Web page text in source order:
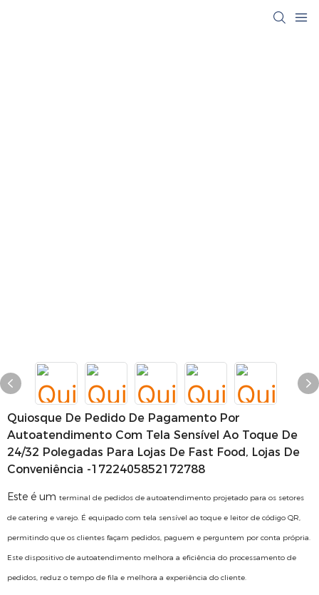
Quiosque De Pedido De Pagamento Por
Autoatendimento Com Tela Sensível Ao Toque De
24/32 Polegadas Para Lojas De Fast Food, Lojas De
Conveniência -1722405852172788
Este é um terminal de pedidos de autoatendimento projetado para os setores
de catering e varejo. É equipado com tela sensível ao toque e leitor de código QR,
permitindo que os clientes façam pedidos, paguem e perguntem por conta própria.
Este dispositivo de autoatendimento melhora a eficiência do processamento de
pedidos, reduz o tempo de fila e melhora a experiência do cliente.